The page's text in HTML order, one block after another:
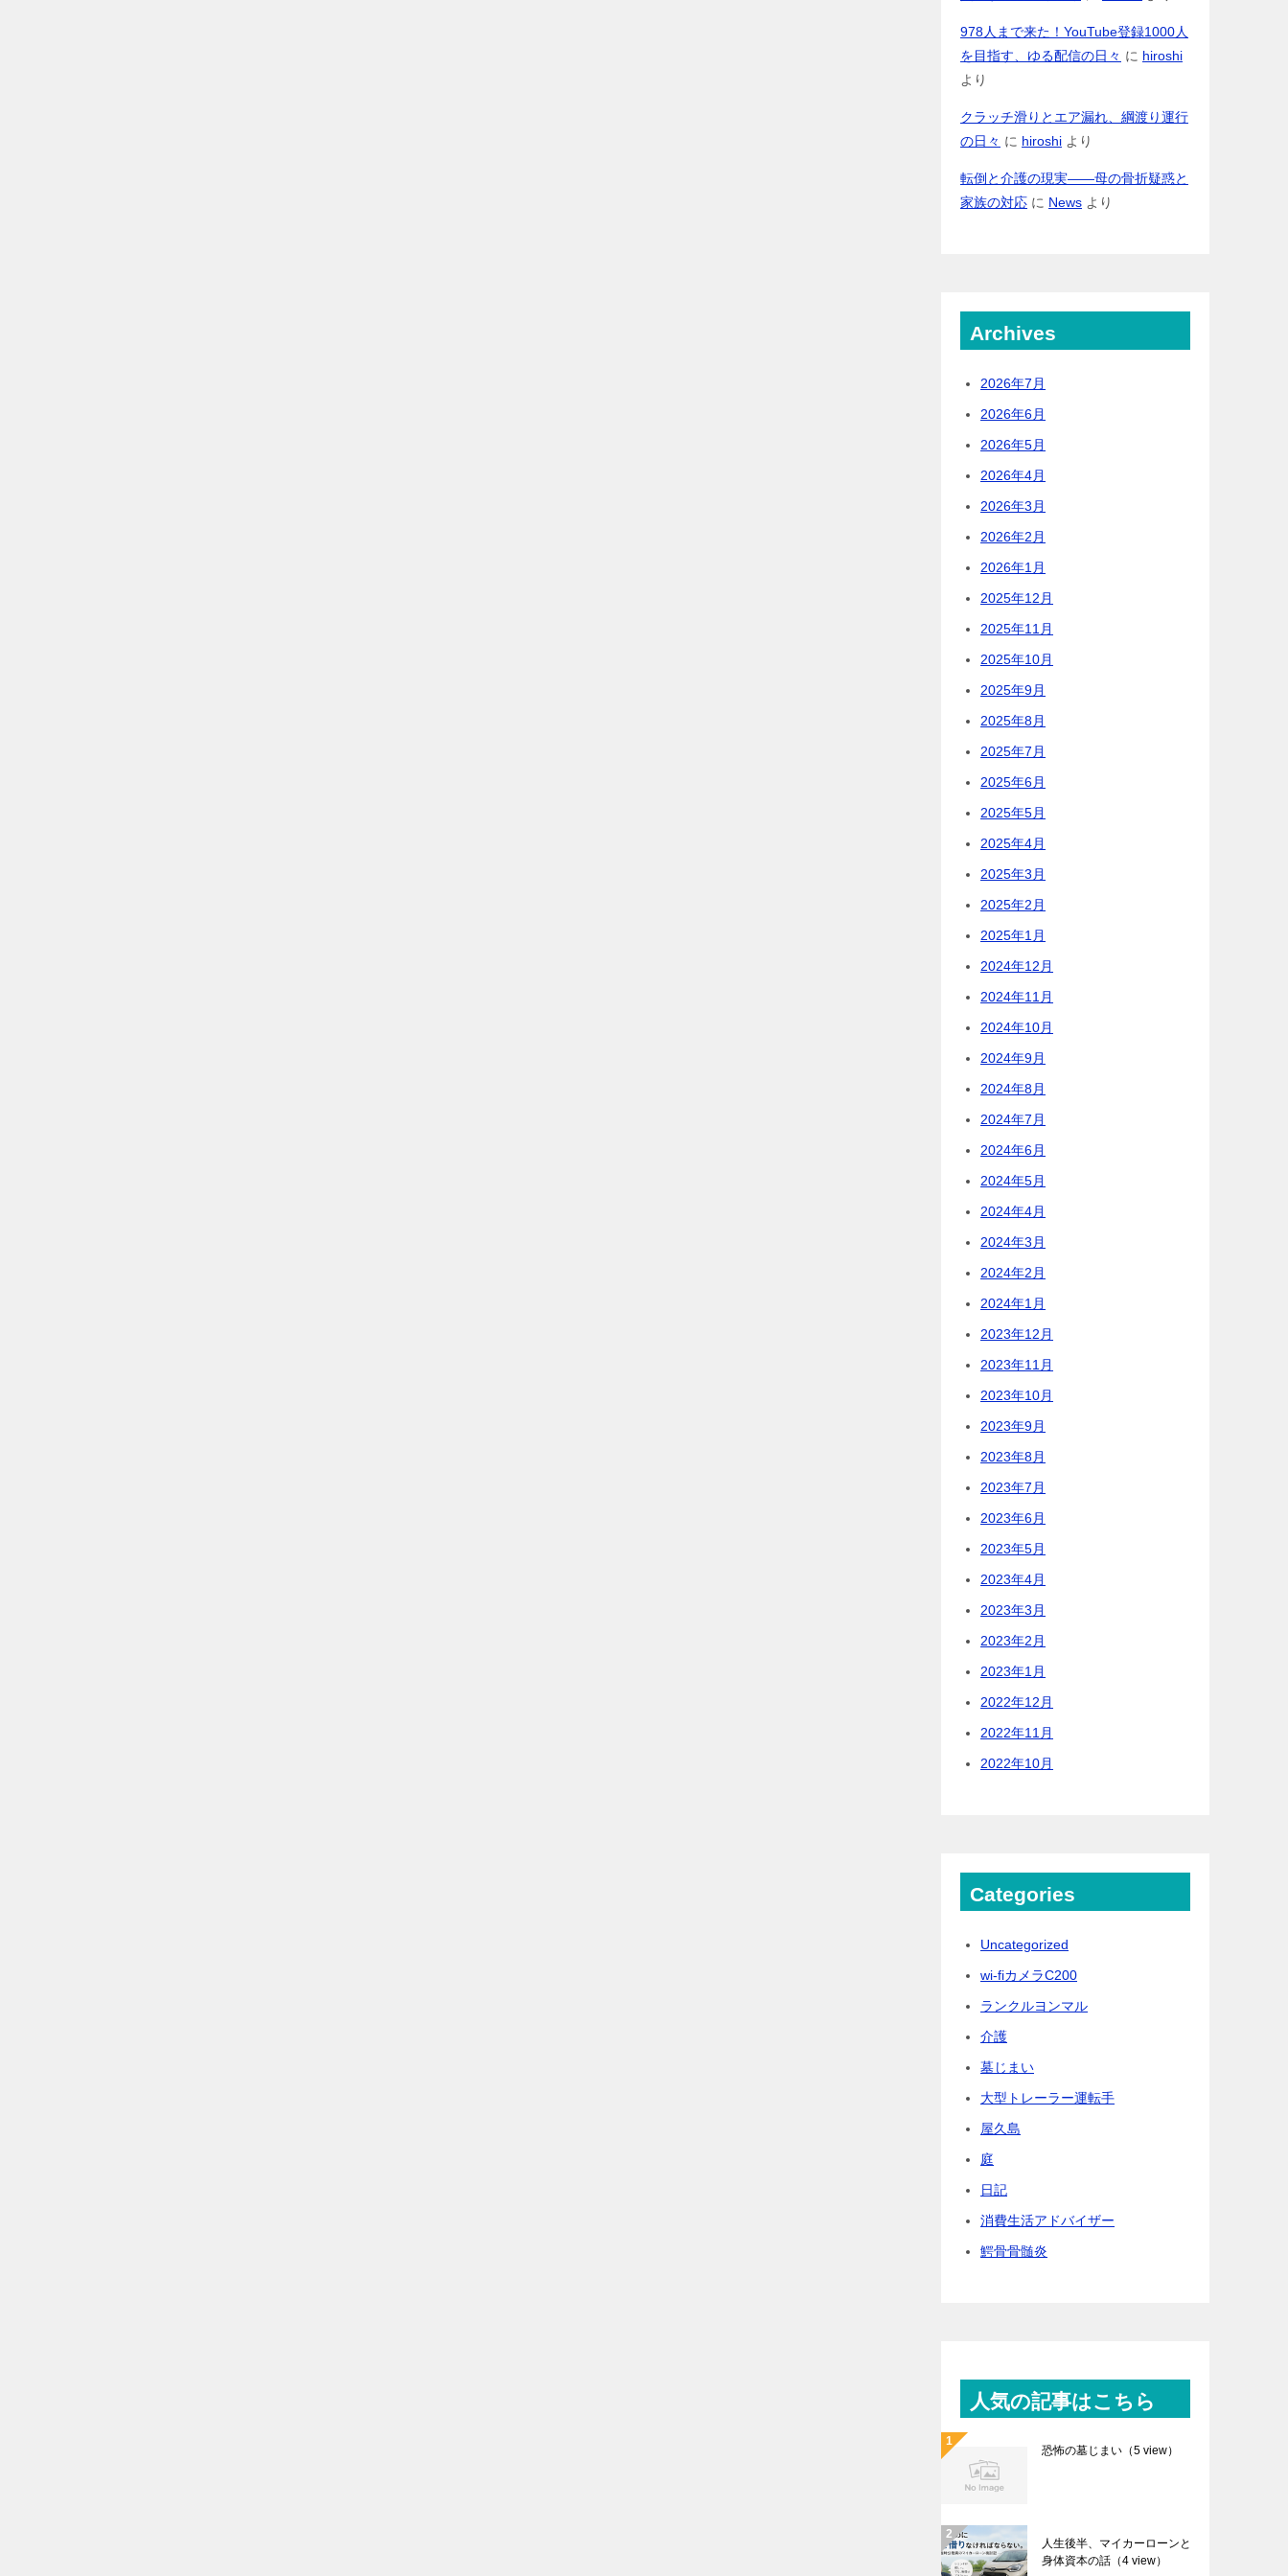
978人まで来た！YouTube登録1000人
を目指す、ゆる配信の日々 に hiroshi
より
クラッチ滑りとエア漏れ、綱渡り運行
の日々 に hiroshi より
転倒と介護の現実――母の骨折疑惑と
家族の対応 に News より
Archives
2026年7月
2026年6月
2026年5月
2026年4月
2026年3月
2026年2月
2026年1月
2025年12月
2025年11月
2025年10月
2025年9月
2025年8月
2025年7月
2025年6月
2025年5月
2025年4月
2025年3月
2025年2月
2025年1月
2024年12月
2024年11月
2024年10月
2024年9月
2024年8月
2024年7月
2024年6月
2024年5月
2024年4月
2024年3月
2024年2月
2024年1月
2023年12月
2023年11月
2023年10月
2023年9月
2023年8月
2023年7月
2023年6月
2023年5月
2023年4月
2023年3月
2023年2月
2023年1月
2022年12月
2022年11月
2022年10月
Categories
Uncategorized
wi-fiカメラC200
ランクルヨンマル
介護
墓じまい
大型トレーラー運転手
屋久島
庭
日記
消費生活アドバイザー
鰐骨骨髄炎
人気の記事はこちら
恐怖の墓じまい （5 view）
人生後半、マイカーローンと
身体資本の話 （4 view）